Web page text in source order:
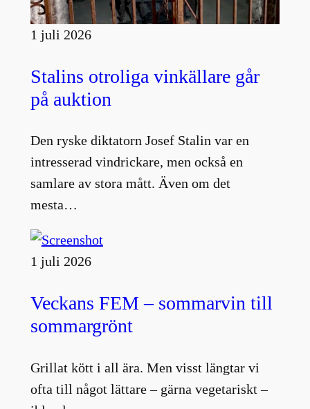
1 juli 2026
Stalins otroliga vinkällare går
på auktion
Den ryske diktatorn Josef Stalin var en
intresserad vindrickare, men också en
samlare av stora mått. Även om det
mesta…
1 juli 2026
Veckans FEM – sommarvin till
sommargrönt
Grillat kött i all ära. Men visst längtar vi
ofta till något lättare – gärna vegetariskt –